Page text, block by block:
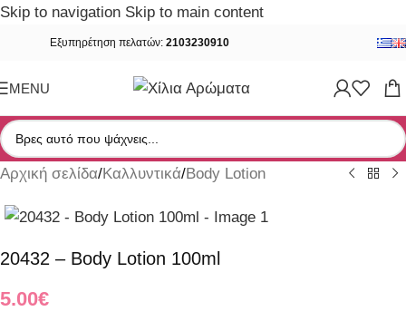
Skip to navigation Skip to main content
Εξυπηρέτηση πελατών: 2103230910
MENU
Αρχική σελίδα/Καλλυντικά/Body Lotion
20432 – Body Lotion 100ml
5.00€